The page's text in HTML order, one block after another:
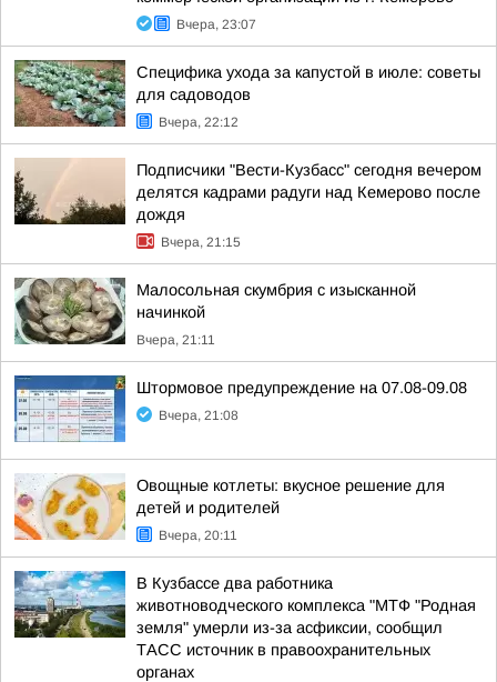
Вчера, 23:07
Специфика ухода за капустой в июле: советы
для садоводов
Вчера, 22:12
Подписчики "Вести-Кузбасс" сегодня вечером
делятся кадрами радуги над Кемерово после
дождя
Вчера, 21:15
Малосольная скумбрия с изысканной
начинкой
Вчера, 21:11
Штормовое предупреждение на 07.08-09.08
Вчера, 21:08
Овощные котлеты: вкусное решение для
детей и родителей
Вчера, 20:11
В Кузбассе два работника
животноводческого комплекса "МТФ "Родная
земля" умерли из-за асфиксии, сообщил
ТАСС источник в правоохранительных
органах